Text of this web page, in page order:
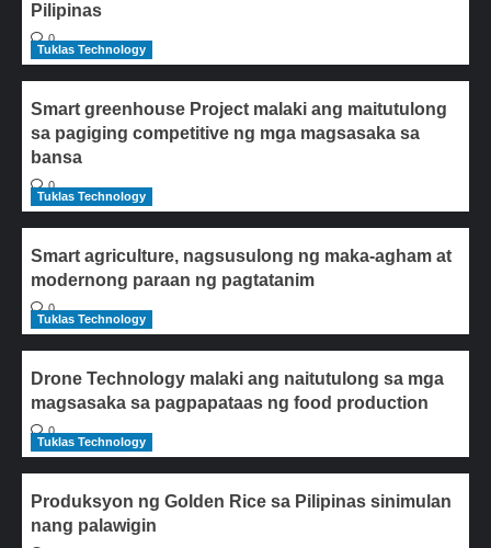
Pilipinas
0
Tuklas Technology
Smart greenhouse Project malaki ang maitutulong
sa pagiging competitive ng mga magsasaka sa
bansa
0
Tuklas Technology
Smart agriculture, nagsusulong ng maka-agham at
modernong paraan ng pagtatanim
0
Tuklas Technology
Drone Technology malaki ang naitutulong sa mga
magsasaka sa pagpapataas ng food production
0
Tuklas Technology
Produksyon ng Golden Rice sa Pilipinas sinimulan
nang palawigin